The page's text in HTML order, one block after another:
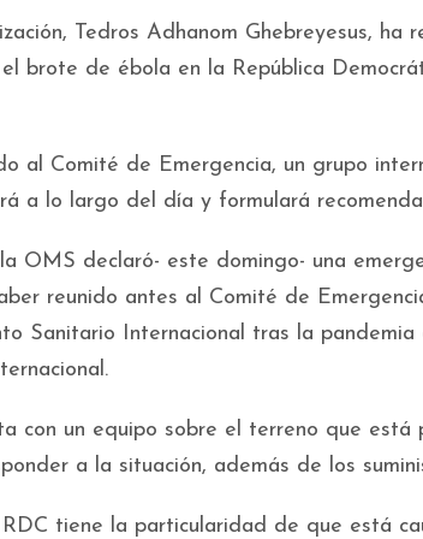
Tedros Adhanom Ghebreyesus, ha
brote de ébola en la República
al Comité de Emergencia, un grupo
a lo largo del día y formulará
OMS declaró- este domingo- una
reunido antes al Comité de
Sanitario Internacional tras la
con un equipo sobre el terreno que está
a la situación, además de los
tiene la particularidad de que está